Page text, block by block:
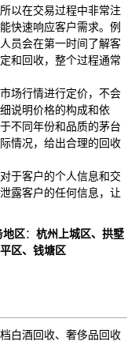
以在交易过程中非常注
快速响应客户需求。例
员会在第一时间了解客
和回收，整个过程通常
场行情进行定价，不会
说明价格的构成和依
不同年份和品质的茅台
情况，给出合理的回收
于客户的个人信息和交
露客户的任何信息，让
地区： 杭州上城区、拱墅
区、钱塘区
白酒回收、奢侈品回收